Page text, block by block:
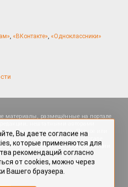
, «ВКонтакте», «Одноклассники»
материалы, размещённые на портале
авторского права. Полное или
размещённых на портале
с письменного согласия редакции
Все вопросы можно задать
.
которые применяются для
от cookies, можно через
Вашего браузера.
OK